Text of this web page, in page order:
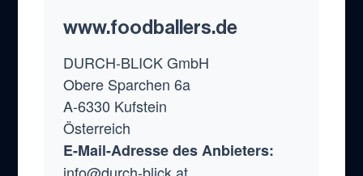
www.foodballers.de
DURCH-BLICK GmbH
Obere Sparchen 6a
A-6330 Kufstein
Österreich
E-Mail-Adresse des Anbieters: